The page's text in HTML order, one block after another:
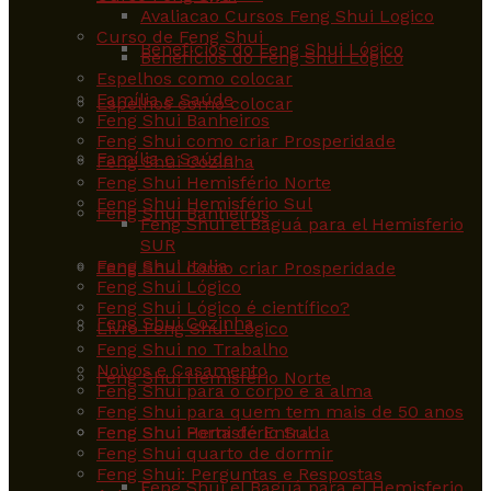
Benefícios do Feng Shui Lógico
Espelhos como colocar
Família e Saúde
Feng Shui Banheiros
Feng Shui como criar Prosperidade
Feng Shui Cozinha
Feng Shui Hemisfério Norte
Feng Shui Hemisfério Sul
Avaliacao Cursos Feng Shui Logico
Curso de Feng Shui
Benefícios do Feng Shui Lógico
Espelhos como colocar
Família e Saúde
Feng Shui Banheiros
Feng Shui como criar Prosperidade
Feng Shui Cozinha
Feng Shui Hemisfério Norte
Feng Shui Hemisfério Sul
Feng Shui el Baguá para el Hemisferio
SUR
Feng Shui Italia
Feng Shui Lógico
Feng Shui Lógico é científico?
Livro Feng Shui Lógico
Feng Shui no Trabalho
Noivos e Casamento
Feng Shui para o corpo e a alma
Feng Shui para quem tem mais de 50 anos
Feng Shui Porta de Entrada
Feng Shui quarto de dormir
Feng Shui: Perguntas e Respostas